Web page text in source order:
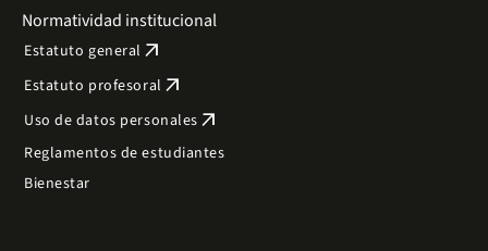
Normatividad institucional
Estatuto general arrow_outward
Estatuto profesoral arrow_outward
Uso de datos personales arrow_outward
Reglamentos de estudiantes
Bienestar